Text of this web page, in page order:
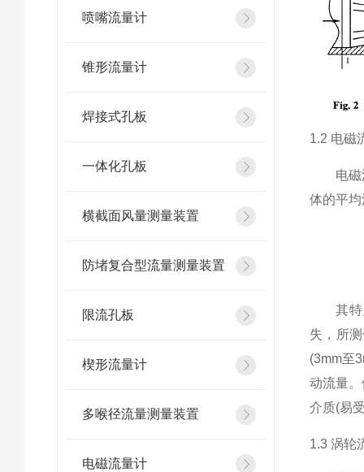
喷嘴流量计
锥形流量计
焊接式孔板
一体化孔板
横截面风量测量装置
防堵复合型流量测量装置
限流孔板
楔形流量计
多喉径流量测量装置
电磁流量计
1.2 电磁
电磁流
体的平
其特点
失，所
(3mm至
动流量
介质(易
1.3 涡轮